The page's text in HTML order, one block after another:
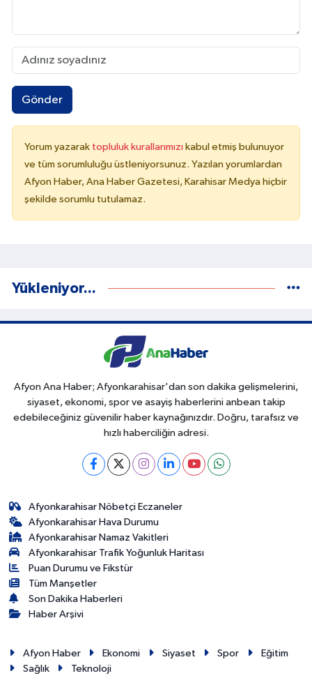
Gönder
Yorum yazarak topluluk kurallarımızı kabul etmiş bulunuyor
ve tüm sorumluluğu üstleniyorsunuz. Yazılan yorumlardan
Afyon Haber, Ana Haber Gazetesi, Karahisar Medya hiçbir
şekilde sorumlu tutulamaz.
Yükleniyor...
Afyon Ana Haber; Afyonkarahisar'dan son dakika gelişmelerini,
siyaset, ekonomi, spor ve asayiş haberlerini anbean takip
edebileceğiniz güvenilir haber kaynağınızdır. Doğru, tarafsız ve
hızlı haberciliğin adresi.
Afyonkarahisar Nöbetçi Eczaneler
Afyonkarahisar Hava Durumu
Afyonkarahisar Namaz Vakitleri
Afyonkarahisar Trafik Yoğunluk Haritası
Puan Durumu ve Fikstür
Tüm Manşetler
Son Dakika Haberleri
Haber Arşivi
Afyon Haber Ekonomi Siyaset Spor
Eğitim
Sağlık
Teknoloji